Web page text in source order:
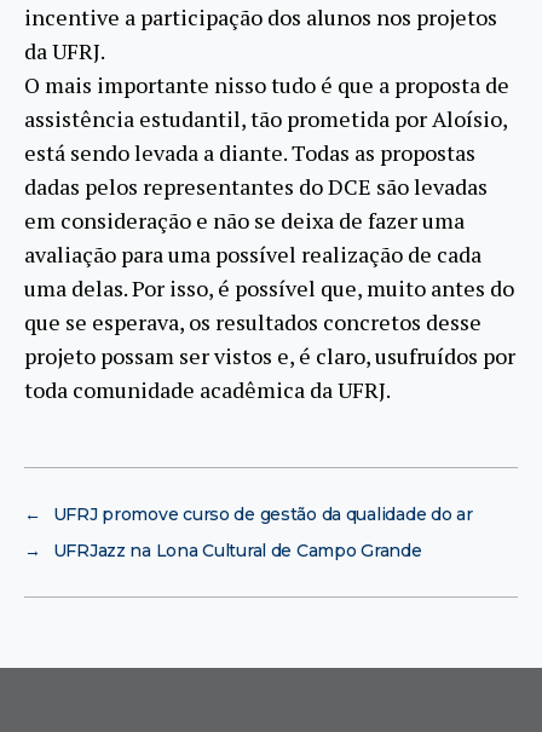
incentive a participação dos alunos nos projetos
da UFRJ.
O mais importante nisso tudo é que a proposta de
assistência estudantil, tão prometida por Aloísio,
está sendo levada a diante. Todas as propostas
dadas pelos representantes do DCE são levadas
em consideração e não se deixa de fazer uma
avaliação para uma possível realização de cada
uma delas. Por isso, é possível que, muito antes do
que se esperava, os resultados concretos desse
projeto possam ser vistos e, é claro, usufruídos por
toda comunidade acadêmica da UFRJ.
←
UFRJ promove curso de gestão da qualidade do ar
→
UFRJazz na Lona Cultural de Campo Grande